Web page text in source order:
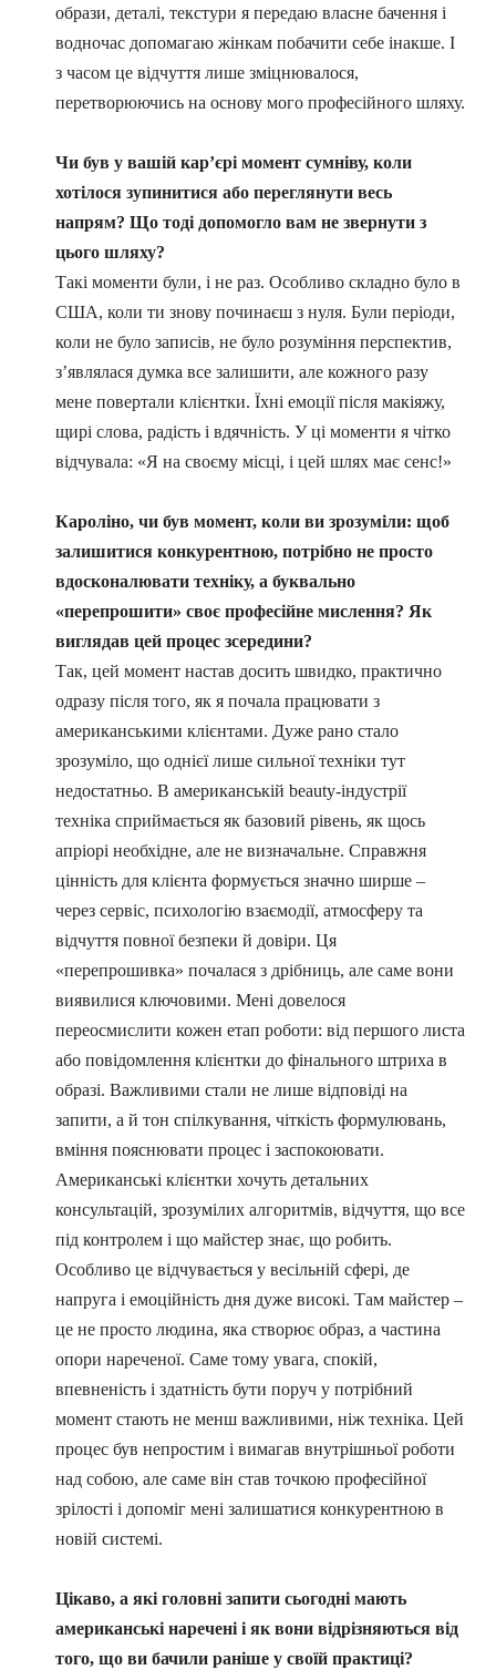
образи, деталі, текстури я передаю власне бачення і
водночас допомагаю жінкам побачити себе інакше. І
з часом це відчуття лише зміцнювалося,
перетворюючись на основу мого професійного шляху.
Чи був у вашій кар’єрі момент сумніву, коли
хотілося зупинитися або переглянути весь
напрям? Що тоді допомогло вам не звернути з
цього шляху?
Такі моменти були, і не раз. Особливо складно було в
США, коли ти знову починаєш з нуля. Були періоди,
коли не було записів, не було розуміння перспектив,
з’являлася думка все залишити, але кожного разу
мене повертали клієнтки. Їхні емоції після макіяжу,
щирі слова, радість і вдячність. У ці моменти я чітко
відчувала: «Я на своєму місці, і цей шлях має сенс!»
Кароліно, чи був момент, коли ви зрозуміли: щоб
залишитися конкурентною, потрібно не просто
вдосконалювати техніку, а буквально
«перепрошити» своє професійне мислення? Як
виглядав цей процес зсередини?
Так, цей момент настав досить швидко, практично
одразу після того, як я почала працювати з
американськими клієнтами. Дуже рано стало
зрозуміло, що однієї лише сильної техніки тут
недостатньо. В американській beauty-індустрії
техніка сприймається як базовий рівень, як щось
апріорі необхідне, але не визначальне. Справжня
цінність для клієнта формується значно ширше –
через сервіс, психологію взаємодії, атмосферу та
відчуття повної безпеки й довіри. Ця
«перепрошивка» почалася з дрібниць, але саме вони
виявилися ключовими. Мені довелося
переосмислити кожен етап роботи: від першого листа
або повідомлення клієнтки до фінального штриха в
образі. Важливими стали не лише відповіді на
запити, а й тон спілкування, чіткість формулювань,
вміння пояснювати процес і заспокоювати.
Американські клієнтки хочуть детальних
консультацій, зрозумілих алгоритмів, відчуття, що все
під контролем і що майстер знає, що робить.
Особливо це відчувається у весільній сфері, де
напруга і емоційність дня дуже високі. Там майстер –
це не просто людина, яка створює образ, а частина
опори нареченої. Саме тому увага, спокій,
впевненість і здатність бути поруч у потрібний
момент стають не менш важливими, ніж техніка. Цей
процес був непростим і вимагав внутрішньої роботи
над собою, але саме він став точкою професійної
зрілості і допоміг мені залишатися конкурентною в
новій системі.
Цікаво, а які головні запити сьогодні мають
американські наречені і як вони відрізняються від
того, що ви бачили раніше у своїй практиці?